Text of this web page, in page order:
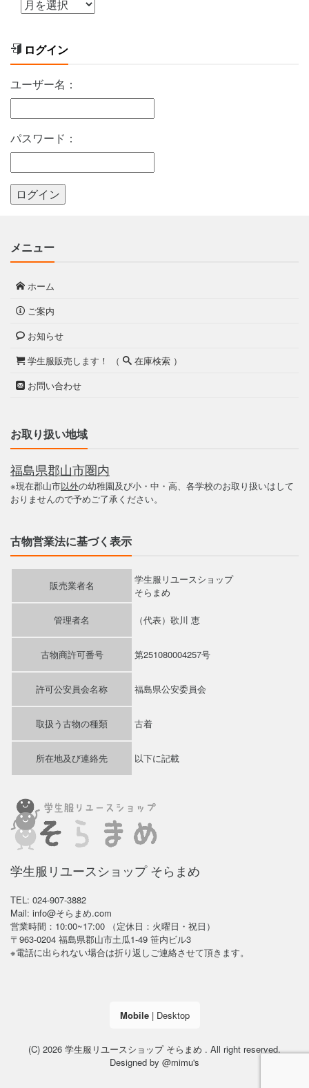
ログイン
ユーザー名：
パスワード：
メニュー
ホーム
ご案内
お知らせ
学生服販売します！ （
在庫検索 ）
お問い合わせ
お取り扱い地域
福島県郡山市圏内
※現在郡山市以外の幼稚園及び小・中・高、各学校のお取り扱いはして
おりませんので予めご了承ください。
古物営業法に基づく表示
販売業者名
学生服リユースショップ
そらまめ
管理者名 （代表）歌川 恵
古物商許可番号 第251080004257号
許可公安員会名称 福島県公安委員会
取扱う古物の種類 古着
所在地及び連絡先 以下に記載
学生服リユースショップ そらまめ
TEL: 024-907-3882
Mail: info@そらまめ.com
営業時間：10:00~17:00 （定休日：火曜日・祝日）
〒963-0204 福島県郡山市土瓜1-49 笹内ビル3
※電話に出られない場合は折り返しご連絡させて頂きます。
Mobile| Desktop
(C) 2026 学生服リユースショップ そらまめ . All right reserved.
Designed by @mimu's